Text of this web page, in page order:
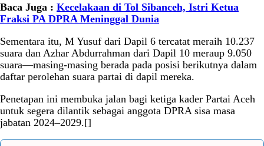
Baca Juga : Kecelakaan di Tol Sibanceh, Istri Ketua
Fraksi PA DPRA Meninggal Dunia
Sementara itu, M Yusuf dari Dapil 6 tercatat meraih 10.237
suara dan Azhar Abdurrahman dari Dapil 10 meraup 9.050
suara—masing-masing berada pada posisi berikutnya dalam
daftar perolehan suara partai di dapil mereka.
Penetapan ini membuka jalan bagi ketiga kader Partai Aceh
untuk segera dilantik sebagai anggota DPRA sisa masa
jabatan 2024–2029.[]